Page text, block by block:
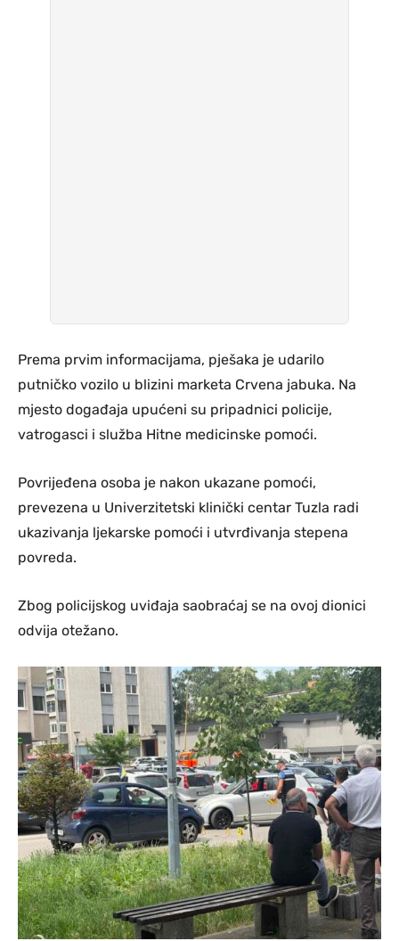
Prema prvim informacijama, pješaka je udarilo
putničko vozilo u blizini marketa Crvena jabuka. Na
mjesto događaja upućeni su pripadnici policije,
vatrogasci i služba Hitne medicinske pomoći.
Povrijeđena osoba je nakon ukazane pomoći,
prevezena u Univerzitetski klinički centar Tuzla radi
ukazivanja ljekarske pomoći i utvrđivanja stepena
povreda.
Zbog policijskog uviđaja saobraćaj se na ovoj dionici
odvija otežano.